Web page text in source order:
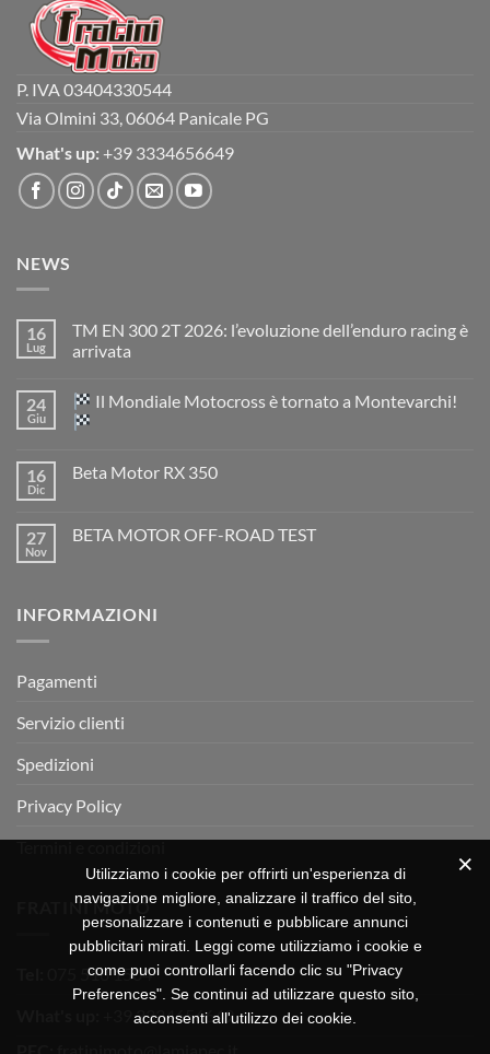
P. IVA 03404330544
Via Olmini 33, 06064 Panicale PG
What's up: +39 3334656649
NEWS
16
Lug
TM EN 300 2T 2026: l’evoluzione dell’enduro racing è
arrivata
su
TM
EN
2026:
è
arrivata
24
Giu
Il Mondiale Motocross è tornato a Montevarchi!
su
Motocross
è
16
Dic
Beta Motor RX 350
Beta
27
Nov
BETA MOTOR OFF-ROAD TEST
MOTOR
INFORMAZIONI
Pagamenti
Servizio clienti
Spedizioni
Privacy Policy
Termini e condizioni
FRATINI MOTO
075 518 1504
+39 3334656649
Utilizziamo i cookie per offrirti un'esperienza di
navigazione migliore, analizzare il traffico del sito,
personalizzare i contenuti e pubblicare annunci
pubblicitari mirati. Leggi come utilizziamo i cookie e
come puoi controllarli facendo clic su "Privacy
Preferences". Se continui ad utilizzare questo sito,
acconsenti all'utilizzo dei cookie.